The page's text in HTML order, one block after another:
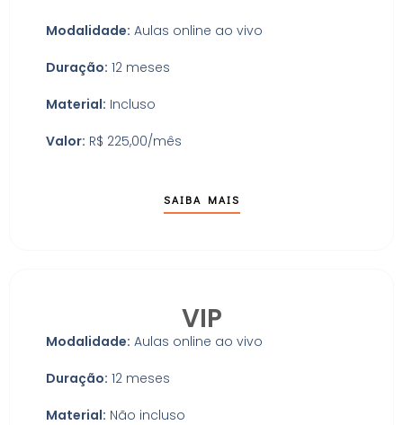
Modalidade: Aulas online ao vivo
Duração: 12 meses
Material: Incluso
Valor: R$ 225,00/mês
SAIBA MAIS
VIP
Modalidade: Aulas online ao vivo
Duração: 12 meses
Material: Não incluso